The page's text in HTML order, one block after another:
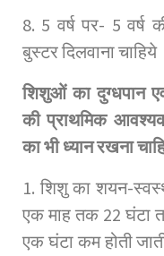
8. 5 वर्ष पर- 5 वर्ष
बुस्टर दिलवाना चाहिये
शिशुओं का दुग्धपान
की प्राथमिक
का भी ध्यान रखना
1. शिशु का शयन-
एक माह तक 22 घंटा
एक घंटा कम होती